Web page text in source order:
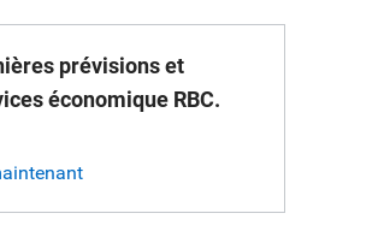
prévisions et
économique RBC.